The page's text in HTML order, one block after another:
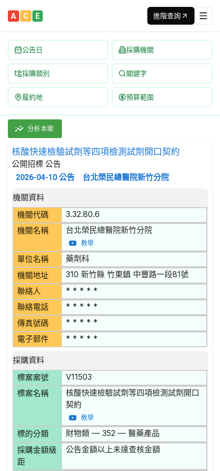
A C E 進階查詢
公告日 採購機關
採購類別 關鍵字
履約地 預算範圍
核酸快速檢驗試劑等四項檢測試劑開口契約 招標公告 | 案號
採購類別：財物類 醫藥產品 | 招標方式：公開招標 | 決標
分析本案
核酸快速檢驗試劑等四項檢測試劑開口契約
公開招標 公告
2026-04-10 公告 台北榮民總醫院新竹分院
招標公告詳細內容
機關資料
機關代碼
3.32.80.6
機關名稱 台北榮民總醫院新竹分院
教學
單位名稱 藥劑科
機關地址 310 新竹縣 竹東鎮 中豐路一段81號
聯絡人 * * * * *
聯絡電話 * * * * *
傳真號碼 * * * * *
電子郵件 * * * * *
採購資料
標案案號
V11503
標案名稱
核酸快速檢驗試劑等四項檢測試劑開口
契約
教學
標的分類 財物類 — 352 — 醫藥產品
採購金額級
距
公告金額以上未達查核金額